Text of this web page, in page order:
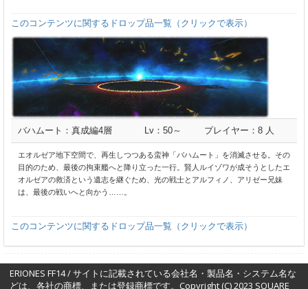
このコンテンツに関するドロップ品一覧（クリックで表示）
バハムート：真成編4層 Lv：50～ プレイヤー：8 人
エオルゼア地下空間で、再生しつつある蛮神「バハムート」を消滅させる。その
目的のため、最後の拘束艦へと降り立った一行。賢人ルイゾワが成そうとしたエ
オルゼアの救済という遺志を継ぐため、光の戦士とアルフィノ、アリゼー兄妹
は、最後の戦いへと向かう……。
このコンテンツに関するドロップ品一覧（クリックで表示）
ERIONES FF14 / サイトに記載されている会社名・製品名・システム名な
どは、各社の商標、または登録商標です。Copyright (C) 2023 SQUARE